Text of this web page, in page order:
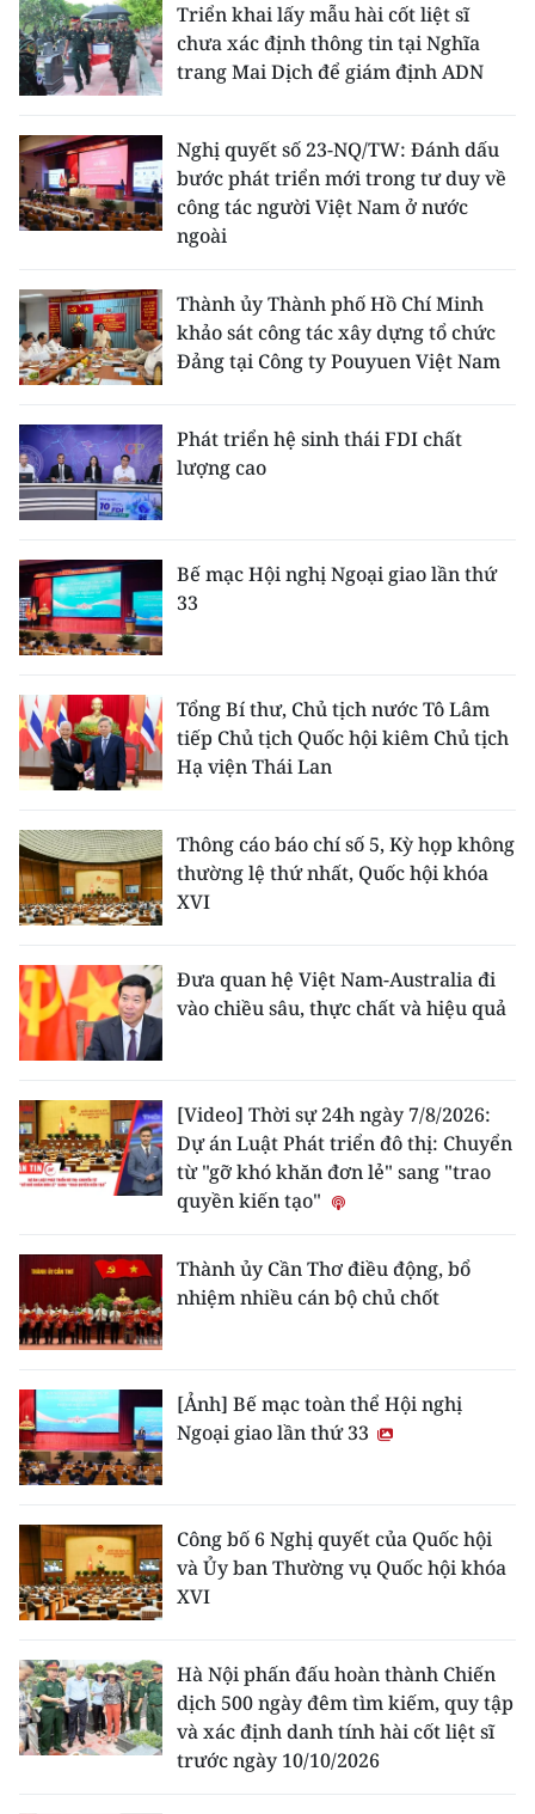
Triển khai lấy mẫu hài cốt liệt sĩ
chưa xác định thông tin tại Nghĩa
trang Mai Dịch để giám định ADN
Nghị quyết số 23-NQ/TW: Đánh dấu
bước phát triển mới trong tư duy về
công tác người Việt Nam ở nước
ngoài
Thành ủy Thành phố Hồ Chí Minh
khảo sát công tác xây dựng tổ chức
Đảng tại Công ty Pouyuen Việt Nam
Phát triển hệ sinh thái FDI chất
lượng cao
Bế mạc Hội nghị Ngoại giao lần thứ
33
Tổng Bí thư, Chủ tịch nước Tô Lâm
tiếp Chủ tịch Quốc hội kiêm Chủ tịch
Hạ viện Thái Lan
Thông cáo báo chí số 5, Kỳ họp không
thường lệ thứ nhất, Quốc hội khóa
XVI
Đưa quan hệ Việt Nam-Australia đi
vào chiều sâu, thực chất và hiệu quả
[Video] Thời sự 24h ngày 7/8/2026:
Dự án Luật Phát triển đô thị: Chuyển
từ "gỡ khó khăn đơn lẻ" sang "trao
quyền kiến tạo"
Thành ủy Cần Thơ điều động, bổ
nhiệm nhiều cán bộ chủ chốt
[Ảnh] Bế mạc toàn thể Hội nghị
Ngoại giao lần thứ 33
Công bố 6 Nghị quyết của Quốc hội
và Ủy ban Thường vụ Quốc hội khóa
XVI
Hà Nội phấn đấu hoàn thành Chiến
dịch 500 ngày đêm tìm kiếm, quy tập
và xác định danh tính hài cốt liệt sĩ
trước ngày 10/10/2026